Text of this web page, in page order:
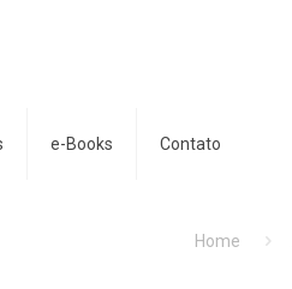
e-Books Contato
Home